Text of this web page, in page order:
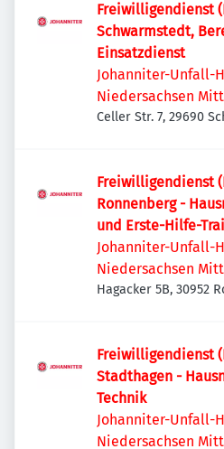
Freiwilligendienst
Schwarmstedt,
Einsatzdienst
Johanniter-Unfall-
Niedersachsen
Celler Str. 7, 29690
Freiwilligendienst
Ronnenberg -
und Erste-Hilfe-
Johanniter-Unfall-
Niedersachsen
Hagacker 5B, 30952
Freiwilligendienst
Stadthagen -
Technik
Johanniter-Unfall-
Niedersachsen